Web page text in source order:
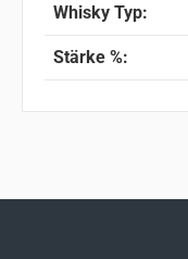
Whisky Typ:
Stärke %: